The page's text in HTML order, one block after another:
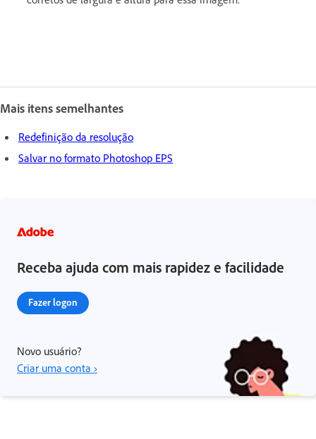
Mais itens semelhantes
Redefinição da resolução
Salvar no formato Photoshop EPS
Receba ajuda com mais rapidez e facilidade
Fazer logon
Novo usuário?
Criar uma conta ›